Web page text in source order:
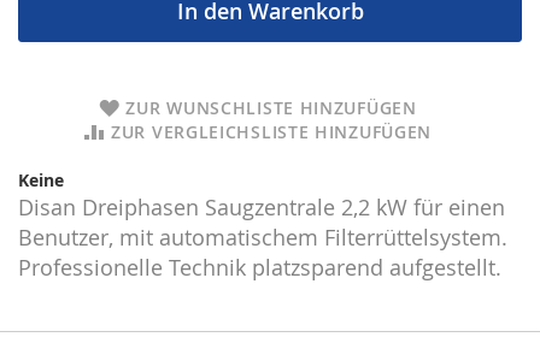
In den Warenkorb
ZUR WUNSCHLISTE HINZUFÜGEN
ZUR VERGLEICHSLISTE HINZUFÜGEN
Keine
Disan Dreiphasen Saugzentrale 2,2 kW für einen
Benutzer, mit automatischem Filterrüttelsystem.
Professionelle Technik platzsparend aufgestellt.